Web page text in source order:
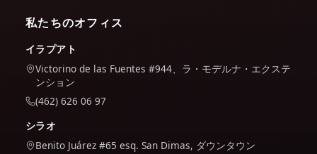
私たちのオフィス
イラプアト
Victorino de las Fuentes #944、ラ・モデルナ・エクステ
ンション
(462) 626 06 97
シラオ
Benito Juárez #65 esq. San Dimas, ダウンタウン